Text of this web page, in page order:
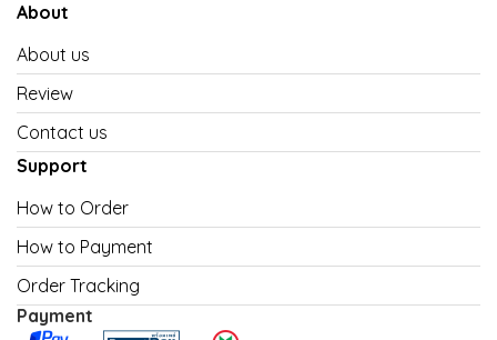
About
About us
Review
Contact us
Support
How to Order
How to Payment
Order Tracking
Payment